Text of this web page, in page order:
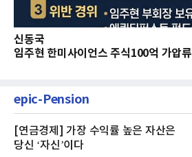
신동국
임주현 한미사이언스 주식100억 가압류
epic-Pension
[연금경제] 가장 수익률 높은 자산은
당신 ‘자신’이다